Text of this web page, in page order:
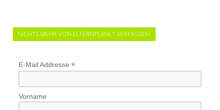
NICHTS MEHR VON ELTERNPLANET VERPASSEN!
E-Mail Addresse *
Vorname